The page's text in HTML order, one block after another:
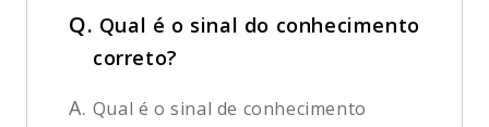
Q. Qual é o sinal do conhecimento
correto?
A. Qual é o sinal de conhecimento